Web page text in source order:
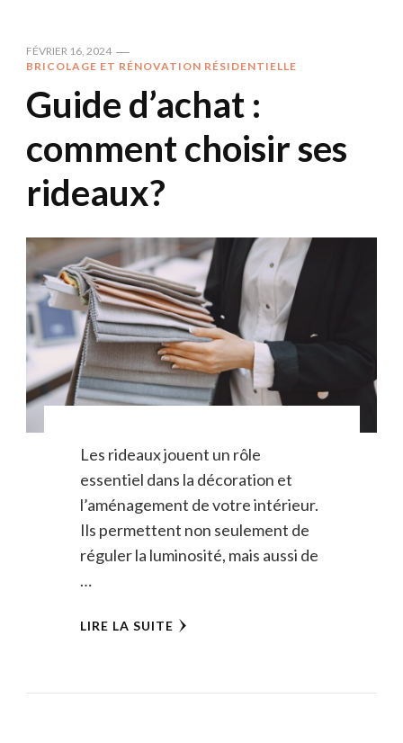
FÉVRIER 16, 2024
BRICOLAGE ET RÉNOVATION RÉSIDENTIELLE
Guide d’achat :
comment choisir ses
rideaux?
Les rideaux jouent un rôle
essentiel dans la décoration et
l’aménagement de votre intérieur.
Ils permettent non seulement de
réguler la luminosité, mais aussi de
…
LIRE LA SUITE